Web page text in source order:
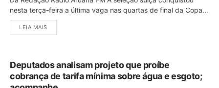
nesta terça-feira a última vaga nas quartas de final da Copa...
LEIA MAIS
Deputados analisam projeto que proíbe
cobrança de tarifa mínima sobre água e esgoto;